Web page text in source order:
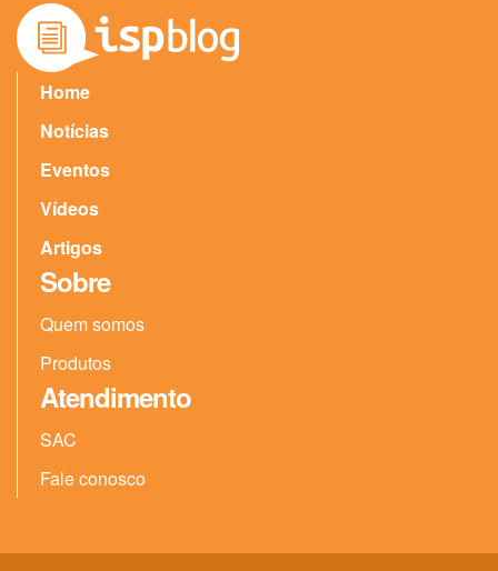
Home
Notícias
Eventos
Vídeos
Artigos
Sobre
Quem somos
Produtos
Atendimento
SAC
Fale conosco